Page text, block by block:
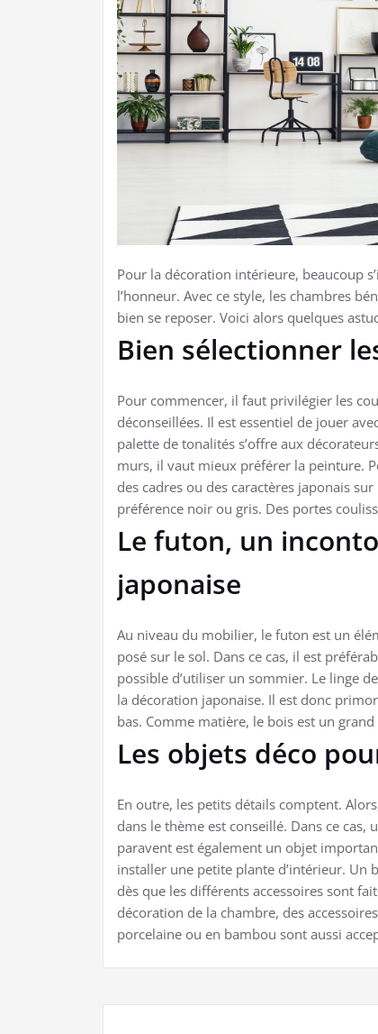
Pour la décoration intérieure, beaucoup
l’honneur. Avec ce style, les chambres
bien se reposer. Voici alors quelques
Bien sélectionner
Pour commencer, il faut privilégier les
déconseillées. Il est essentiel de jouer
palette de tonalités s’offre aux
murs, il vaut mieux préférer la peinture.
des cadres ou des caractères japonais
préférence noir ou gris. Des portes
Le futon, un
japonaise
Au niveau du mobilier, le futon est un
posé sur le sol. Dans ce cas, il est
possible d’utiliser un sommier. Le linge
la décoration japonaise. Il est donc
bas. Comme matière, le bois est un
Les objets déco
En outre, les petits détails comptent.
dans le thème est conseillé. Dans ce
paravent est également un objet
installer une petite plante d’intérieur. Un
dès que les différents accessoires sont
décoration de la chambre, des
porcelaine ou en bambou sont aussi